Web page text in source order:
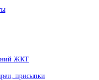
ЖКТ
присыпки